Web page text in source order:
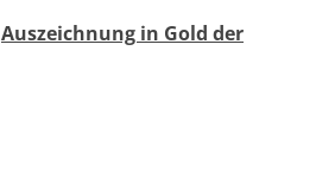
Auszeichnung in Gold der